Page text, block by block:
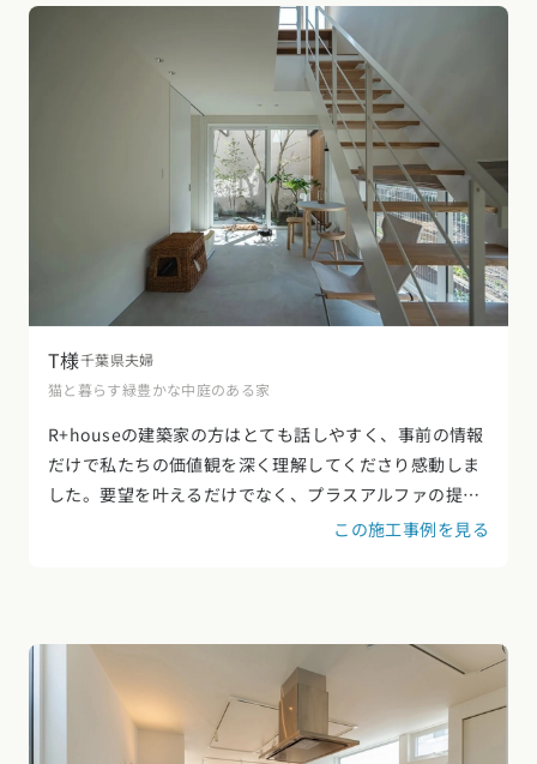
T様千葉県夫婦
猫と暮らす緑豊かな中庭のある家
R+houseの建築家の方はとても話しやすく、事前の情報
だけで私たちの価値観を深く理解してくださり感動しま
した。要望を叶えるだけでなく、プラスアルファの提案
で想像以上に素敵な家になりました。特に、座った時の
この施工事例を見る